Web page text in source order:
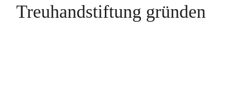
Treuhandstiftung gründen